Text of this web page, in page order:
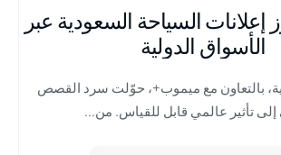
السياحة السعودية عبر
الأسواق الدولية
بالتعاون مع ميموب+، حوّلت سرد القصص
إلى تأثير عالمي قابل للقياس. من...